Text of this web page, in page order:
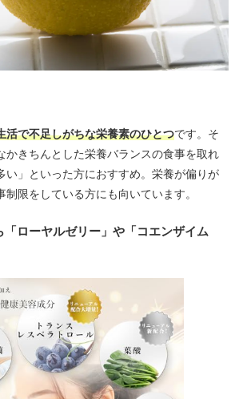
活で不足しがちな栄養素のひとつです。そ
かきちんとした栄養バランスの食事を取れ
い」といった方におすすめ。栄養が偏りが
限をしている方にも向いています。
ローヤルゼリー」や「コエンザイム